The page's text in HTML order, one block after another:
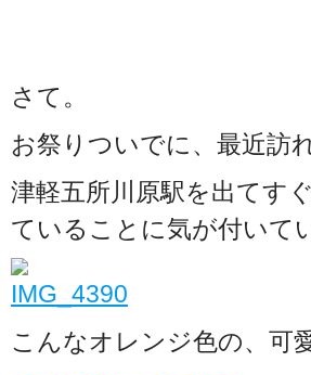
さて。
お祭りついでに、最近訪
津軽五所川原駅を出てす
ていることに気が付いて
こんなオレンジ色の、可